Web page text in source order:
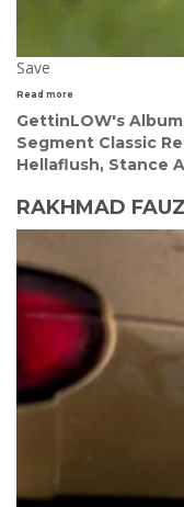
Save
Read more
GettinLOW's Album
Segment Classic
Hellaflush, Stance
RAKHMAD